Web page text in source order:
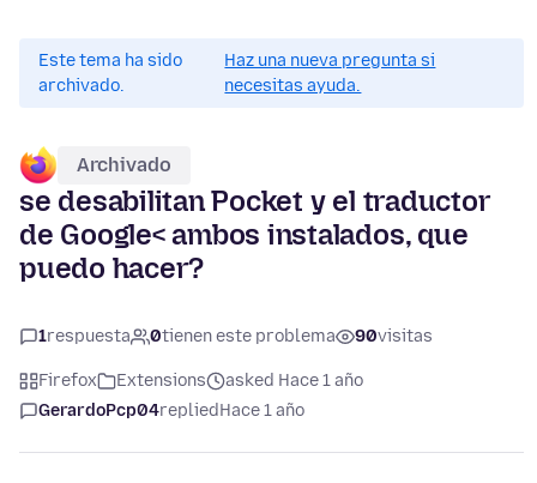
Este tema ha sido
archivado.
Haz una nueva pregunta si
necesitas ayuda.
Archivado
se desabilitan Pocket y el traductor
de Google< ambos instalados, que
puedo hacer?
1respuesta 0tienen este problema 90visitas
Firefox Extensions
asked Hace 1 año
GerardoPcp04repliedHace 1 año